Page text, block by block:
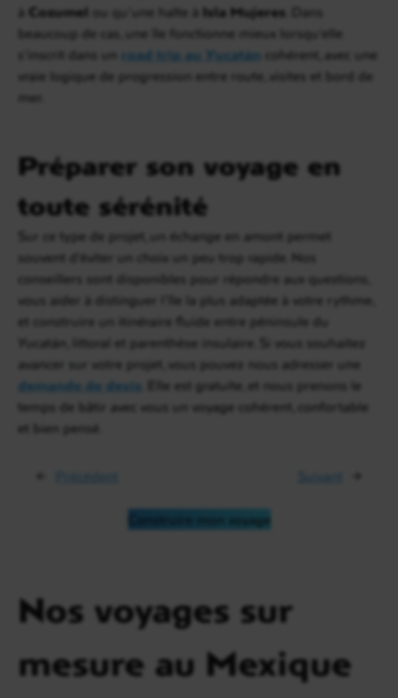
à Cozumel ou qu’une halte à Isla Mujeres . Dans
beaucoup de cas, une île fonctionne mieux lorsqu’elle
s’inscrit dans un road trip au Yucatán cohérent, avec une
vraie logique de progression entre route, visites et bord de
mer.
Préparer son voyage en
toute sérénité
Sur ce type de projet, un échange en amont permet
souvent d’éviter un choix un peu trop rapide. Nos
conseillers sont disponibles pour répondre aux questions,
vous aider à distinguer l’île la plus adaptée à votre rythme,
et construire un itinéraire fluide entre péninsule du
Yucatán, littoral et parenthèse insulaire. Si vous souhaitez
avancer sur votre projet, vous pouvez nous adresser une
demande de devis . Elle est gratuite, et nous prenons le
temps de bâtir avec vous un voyage cohérent, confortable
et bien pensé.
← Suivant →
Construire mon voyage
Nos voyages sur
mesure au Mexique